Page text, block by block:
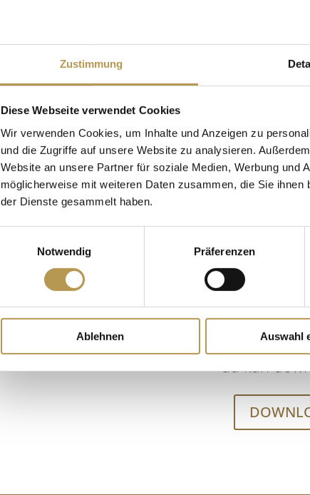
Zustimmung
Diese Webseite verwendet Cookies
Wir verwenden Cookies, um Inhalte und Anzeigen zu
und die Zugriffe auf unsere Website zu analysieren.
Website an unsere Partner für soziale Medien, Werbung und
möglicherweise mit weiteren Daten zusammen, die Sie
der Dienste gesammelt haben.
Notwendig
Präferenzen
Ablehnen Auswahl
WELLNESS-
Få et overblik over vores tilbud i
muligheder for velvære og wellness
sensuelle nydelse af beroligende
Du finder alle tilbud
som
downloade
du kan